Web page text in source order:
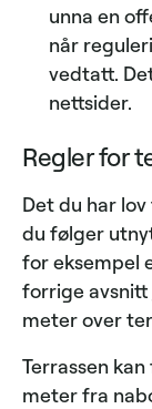
unna en
når
vedtatt.
nettsider.
Regler for
Det du har
du følger
for eksempel
forrige avsnitt
meter over
Terrassen
meter fra